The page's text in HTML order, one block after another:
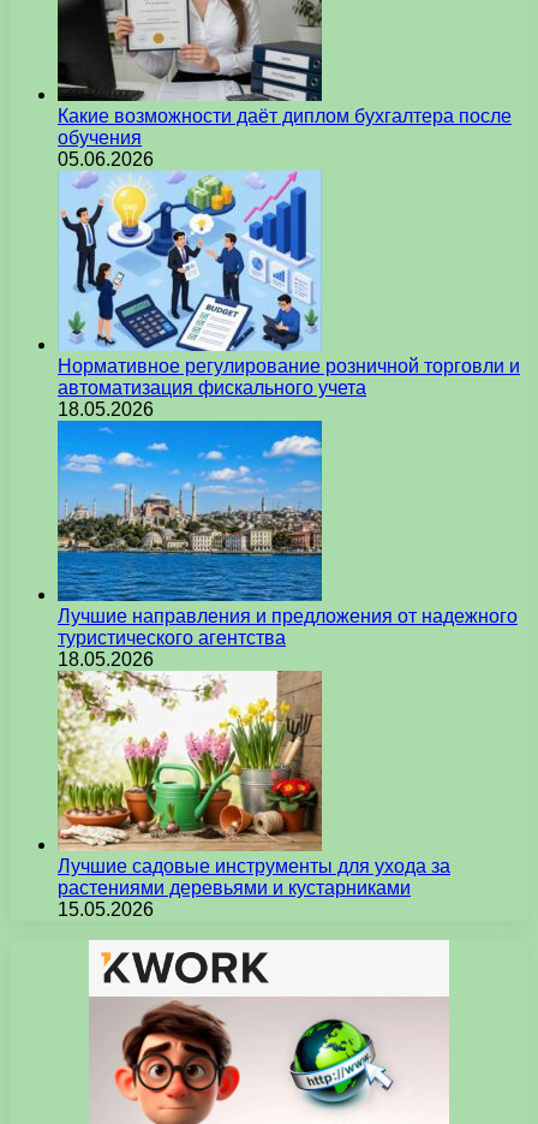
Какие возможности даёт диплом бухгалтера после
обучения
05.06.2026
Нормативное регулирование розничной торговли и
автоматизация фискального учета
18.05.2026
Лучшие направления и предложения от надежного
туристического агентства
18.05.2026
Лучшие садовые инструменты для ухода за
растениями деревьями и кустарниками
15.05.2026